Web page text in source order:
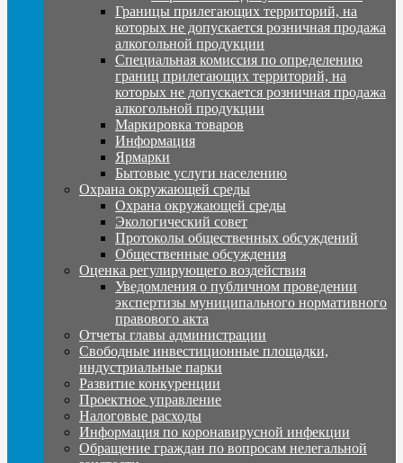
Границы прилегающих территорий, на
которых не допускается розничная продажа
алкогольной продукции
Специальная комиссия по определению
границ прилегающих территорий, на
которых не допускается розничная продажа
алкогольной продукции
Маркировка товаров
Информация
Ярмарки
Бытовые услуги населению
Охрана окружающей среды
Охрана окружающей среды
Экологический совет
Протоколы общественных обсуждений
Общественные обсуждения
Оценка регулирующего воздействия
Уведомления о публичном проведении
экспертизы муниципального нормативного
правового акта
Отчеты главы администрации
Свободные инвестиционные площадки,
индустриальные парки
Развитие конкуренции
Проектное управление
Налоговые расходы
Информация по коронавирусной инфекции
Обращение граждан по вопросам нелегальной